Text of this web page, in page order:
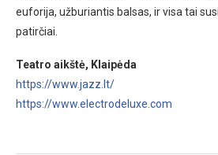
euforija, užburiantis balsas, ir visa tai
patirčiai.
Teatro aikštė, Klaipėda
https://www.jazz.lt/
https://www.electrodeluxe.com